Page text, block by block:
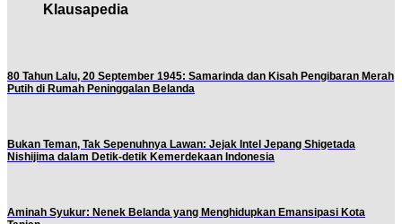
Klausapedia
80 Tahun Lalu, 20 September 1945: Samarinda dan Kisah Pengibaran Merah
Putih di Rumah Peninggalan Belanda
Bukan Teman, Tak Sepenuhnya Lawan: Jejak Intel Jepang Shigetada
Nishijima dalam Detik-detik Kemerdekaan Indonesia
Aminah Syukur: Nenek Belanda yang Menghidupkan Emansipasi Kota